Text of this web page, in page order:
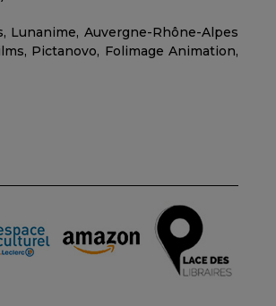
Lunanime, Auvergne-Rhône-Alpes
Pictanovo, Folimage Animation,